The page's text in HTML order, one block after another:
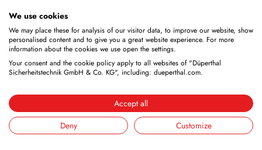
Messen
News & Fachartikel
Kontakt & Beratung
Prüfung & Wartung
Technische Änderungen vorbehalten. Alle Maße und
We use cookies
We may place these for analysis of our visitor data, to improve our website, show
personalised content and to give you a great website experience. For more
information about the cookies we use open the settings.
Your consent and the cookie policy apply to all websites of "Düperthal
Sicherheitstechnik GmbH & Co. KG", including: dueperthal.com.
Accept all
Deny
Customize